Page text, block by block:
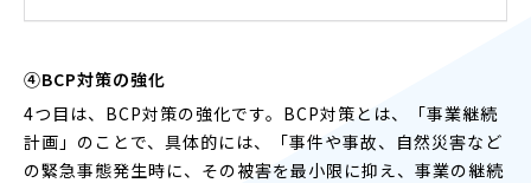
④BCP対策の強化
4つ目は、BCP対策の強化です。BCP対策とは、「事業継続
計画」のことで、具体的には、「事件や事故、自然災害など
の緊急事態発生時に、その被害を最小限に抑え、事業の継続